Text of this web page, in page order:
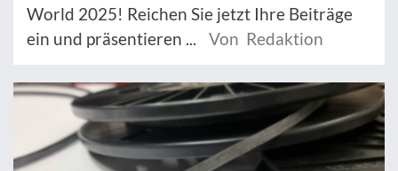
World 2025! Reichen Sie jetzt Ihre Beiträge
ein und präsentieren ...
Von Redaktion